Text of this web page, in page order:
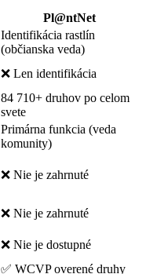
Pl@ntNet
Identifikácia rastlín
(občianska veda)
❌ Len identifikácia
84 710+ druhov po celom
svete
Primárna funkcia (veda
komunity)
❌ Nie je zahrnuté
❌ Nie je zahrnuté
❌ Nie je dostupné
✅ WCVP overené druhy